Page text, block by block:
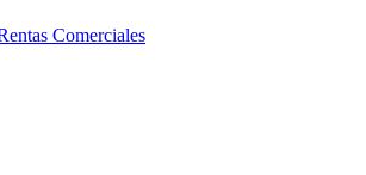
Comerciales